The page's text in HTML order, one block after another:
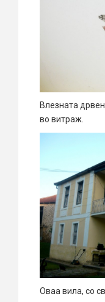
Влезната
во витраж.
Оваа вила, со